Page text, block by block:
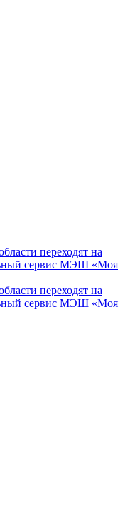
переходят на
сервис МЭШ «Моя
переходят на
сервис МЭШ «Моя